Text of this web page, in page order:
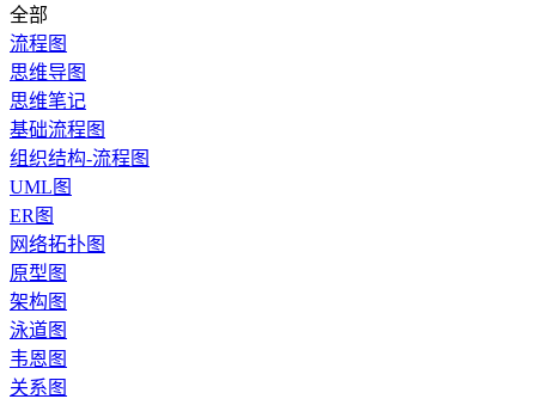
全部
流程图
思维导图
思维笔记
基础流程图
组织结构-流程图
UML图
ER图
网络拓扑图
原型图
架构图
泳道图
韦恩图
关系图